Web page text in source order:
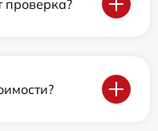
проверка?